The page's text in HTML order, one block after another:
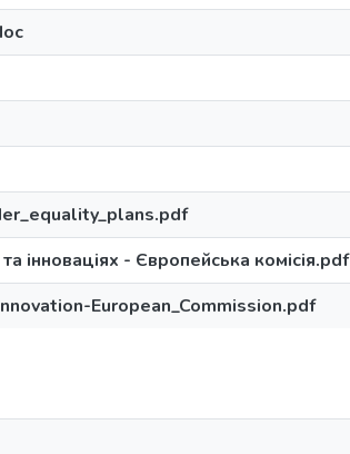
інноваціях - Європейська комісія.pdf
European_Commission.pdf